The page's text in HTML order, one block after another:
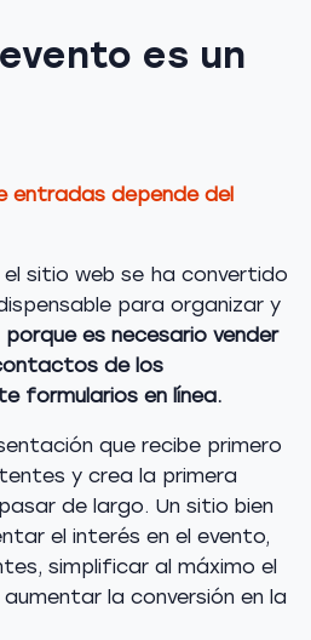
es un
entradas depende del
el sitio web se ha convertido
para organizar y
porque es necesario vender
de los
formularios en línea.
que recibe primero
y crea la primera
de largo. Un sitio bien
el interés en el evento,
simplificar al máximo el
la conversión en la